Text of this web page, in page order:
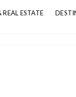
REAL ESTATE